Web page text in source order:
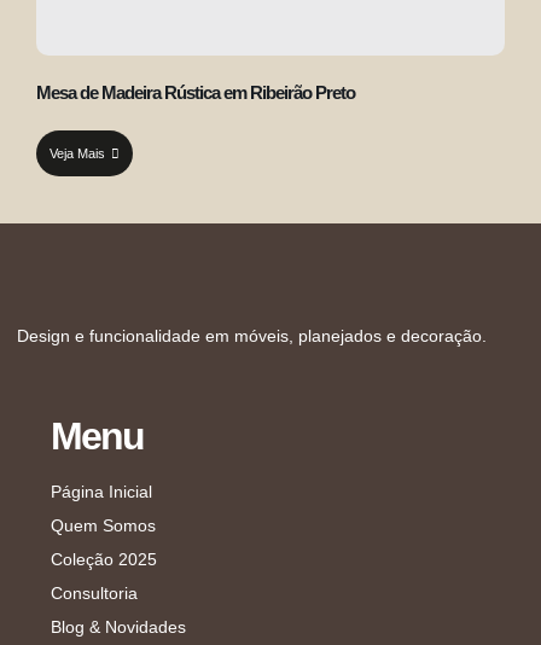
Mesa de Madeira Rústica em Ribeirão Preto
Veja Mais
Design e funcionalidade em móveis, planejados e decoração.
Menu
Página Inicial
Quem Somos
Coleção 2025
Consultoria
Blog & Novidades